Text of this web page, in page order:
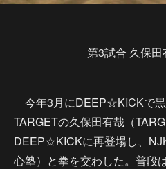
第3試合 久保田
今年3月にDEEP☆KICKで
TARGETの久保田有哉（
DEEP☆KICKに再登場し、
心塾）と拳を交わした。普段